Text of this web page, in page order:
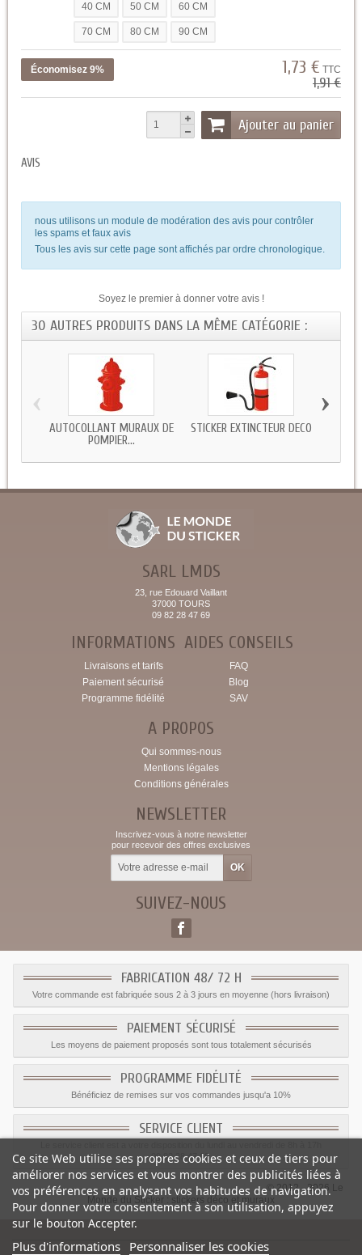
40 CM 50 CM 60 CM
70 CM 80 CM 90 CM
Économisez 9% 1,73 € TTC
1,91 €
Ajouter au panier
AVIS
nous utilisons un module de modération des avis pour contrôler
les spams et faux avis
Tous les avis sur cette page sont affichés par ordre chronologique.
Soyez le premier à donner votre avis !
30 AUTRES PRODUITS DANS LA MÊME CATÉGORIE :
AUTOCOLLANT MURAUX DE
POMPIER...
STICKER EXTINCTEUR DECO
‹ ›
SARL LMDS
23, rue Edouard Vaillant
37000 TOURS
09 82 28 47 69
INFORMATIONS
Livraisons et tarifs
Paiement sécurisé
Programme fidélité
AIDES CONSEILS
FAQ
Blog
SAV
A PROPOS
Qui sommes-nous
Mentions légales
Conditions générales
NEWSLETTER
Inscrivez-vous à notre newsletter
pour recevoir des offres exclusives
SUIVEZ-NOUS
FABRICATION 48/ 72 H
Votre commande est fabriquée sous 2 à 3 jours en moyenne (hors livraison)
PAIEMENT SÉCURISÉ
Les moyens de paiement proposés sont tous totalement sécurisés
PROGRAMME FIDÉLITÉ
Bénéficiez de remises sur vos commandes jusqu'a 10%
SERVICE CLIENT
09.82.28.47.69.
© 2012 - 2026 Le
Monde du Sticker :
stickers déco et muraux
Ce site Web utilise ses propres cookies et ceux de tiers pour
améliorer nos services et vous montrer des publicités liées à
vos préférences en analysant vos habitudes de navigation.
Pour donner votre consentement à son utilisation, appuyez
sur le bouton Accepter.
Plus d'informations Personnaliser les cookies